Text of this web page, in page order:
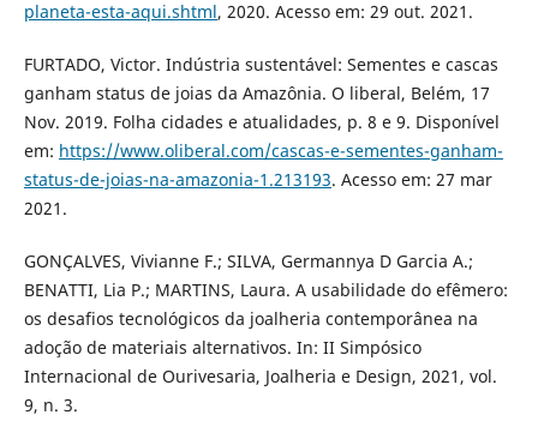
planeta-esta-aqui.shtml, 2020. Acesso em: 29 out. 2021.
FURTADO, Victor. Indústria sustentável: Sementes e cascas
ganham status de joias da Amazônia. O liberal, Belém, 17
Nov. 2019. Folha cidades e atualidades, p. 8 e 9. Disponível
em: https://www.oliberal.com/cascas-e-sementes-ganham-
status-de-joias-na-amazonia-1.213193. Acesso em: 27 mar
2021.
GONÇALVES, Vivianne F.; SILVA, Germannya D Garcia A.;
BENATTI, Lia P.; MARTINS, Laura. A usabilidade do efêmero:
os desafios tecnológicos da joalheria contemporânea na
adoção de materiais alternativos. In: II Simpósico
Internacional de Ourivesaria, Joalheria e Design, 2021, vol.
9, n. 3.